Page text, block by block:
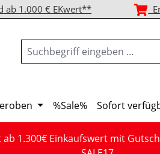
ab 1.000 € EKwert**
%Sale% Sofort
1.300€ Einkaufswert mit